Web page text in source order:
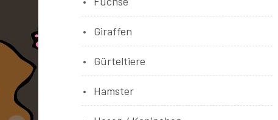
Giraffen
Gürteltiere
Hamster